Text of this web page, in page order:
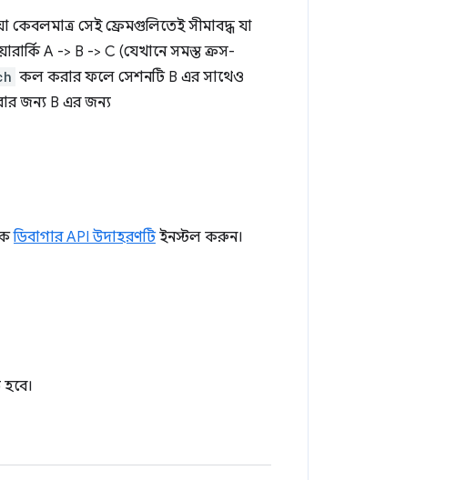
সেই ফ্রেমগুলিতেই সীমাবদ্ধ যা
A -> B -> C (যেখানে সমস্ত ক্রস-
কল করার ফলে সেশনটি B এর সাথেও
জন্য B এর জন্য
ডিবাগার API উদাহরণটিইনস্টল করুন।